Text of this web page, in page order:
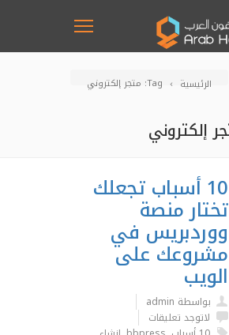
الرئيسية Tag: متجر إلكتروني
10 أسباب تجعلك
تختار منصة
ووردبريس في
مشروعك على
الويب
بواسطة admin
لاتوجد تعليقات